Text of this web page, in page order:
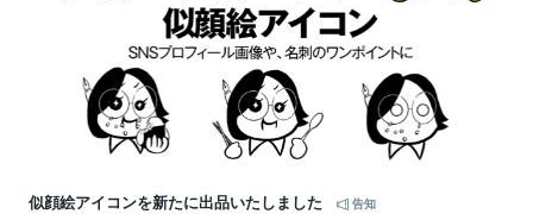
似顔絵アイコンを新たに出品いたしました
告知